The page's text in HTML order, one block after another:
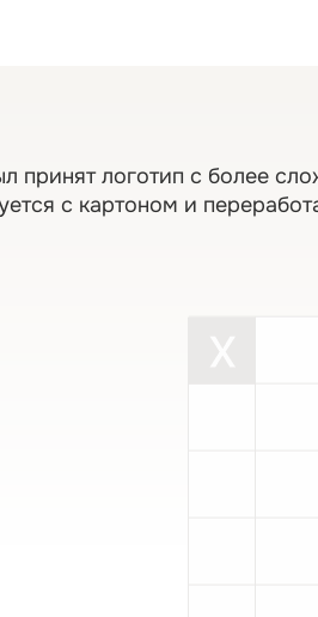
принят логотип с более
с картоном и